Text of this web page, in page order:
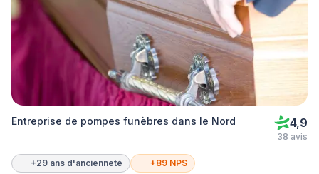
Entreprise de pompes funèbres dans le Nord 4,9
38 avis
+29 ans d'ancienneté +89 NPS